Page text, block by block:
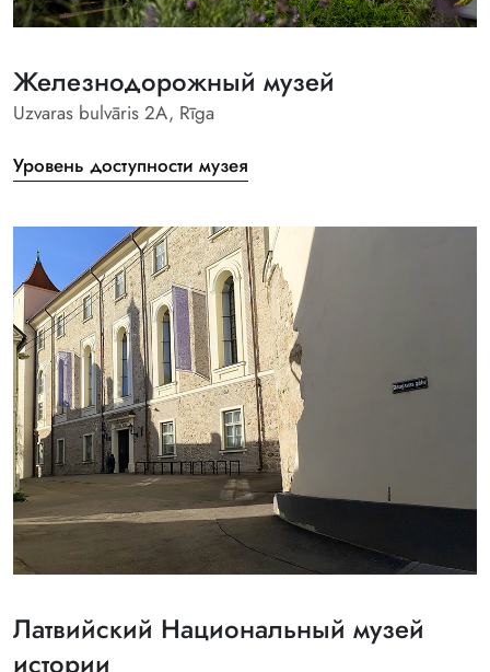
Железнодорожный музей
Uzvaras bulvāris 2A, Rīga
Уровень доступности музея
Латвийский Национальный музей
истории